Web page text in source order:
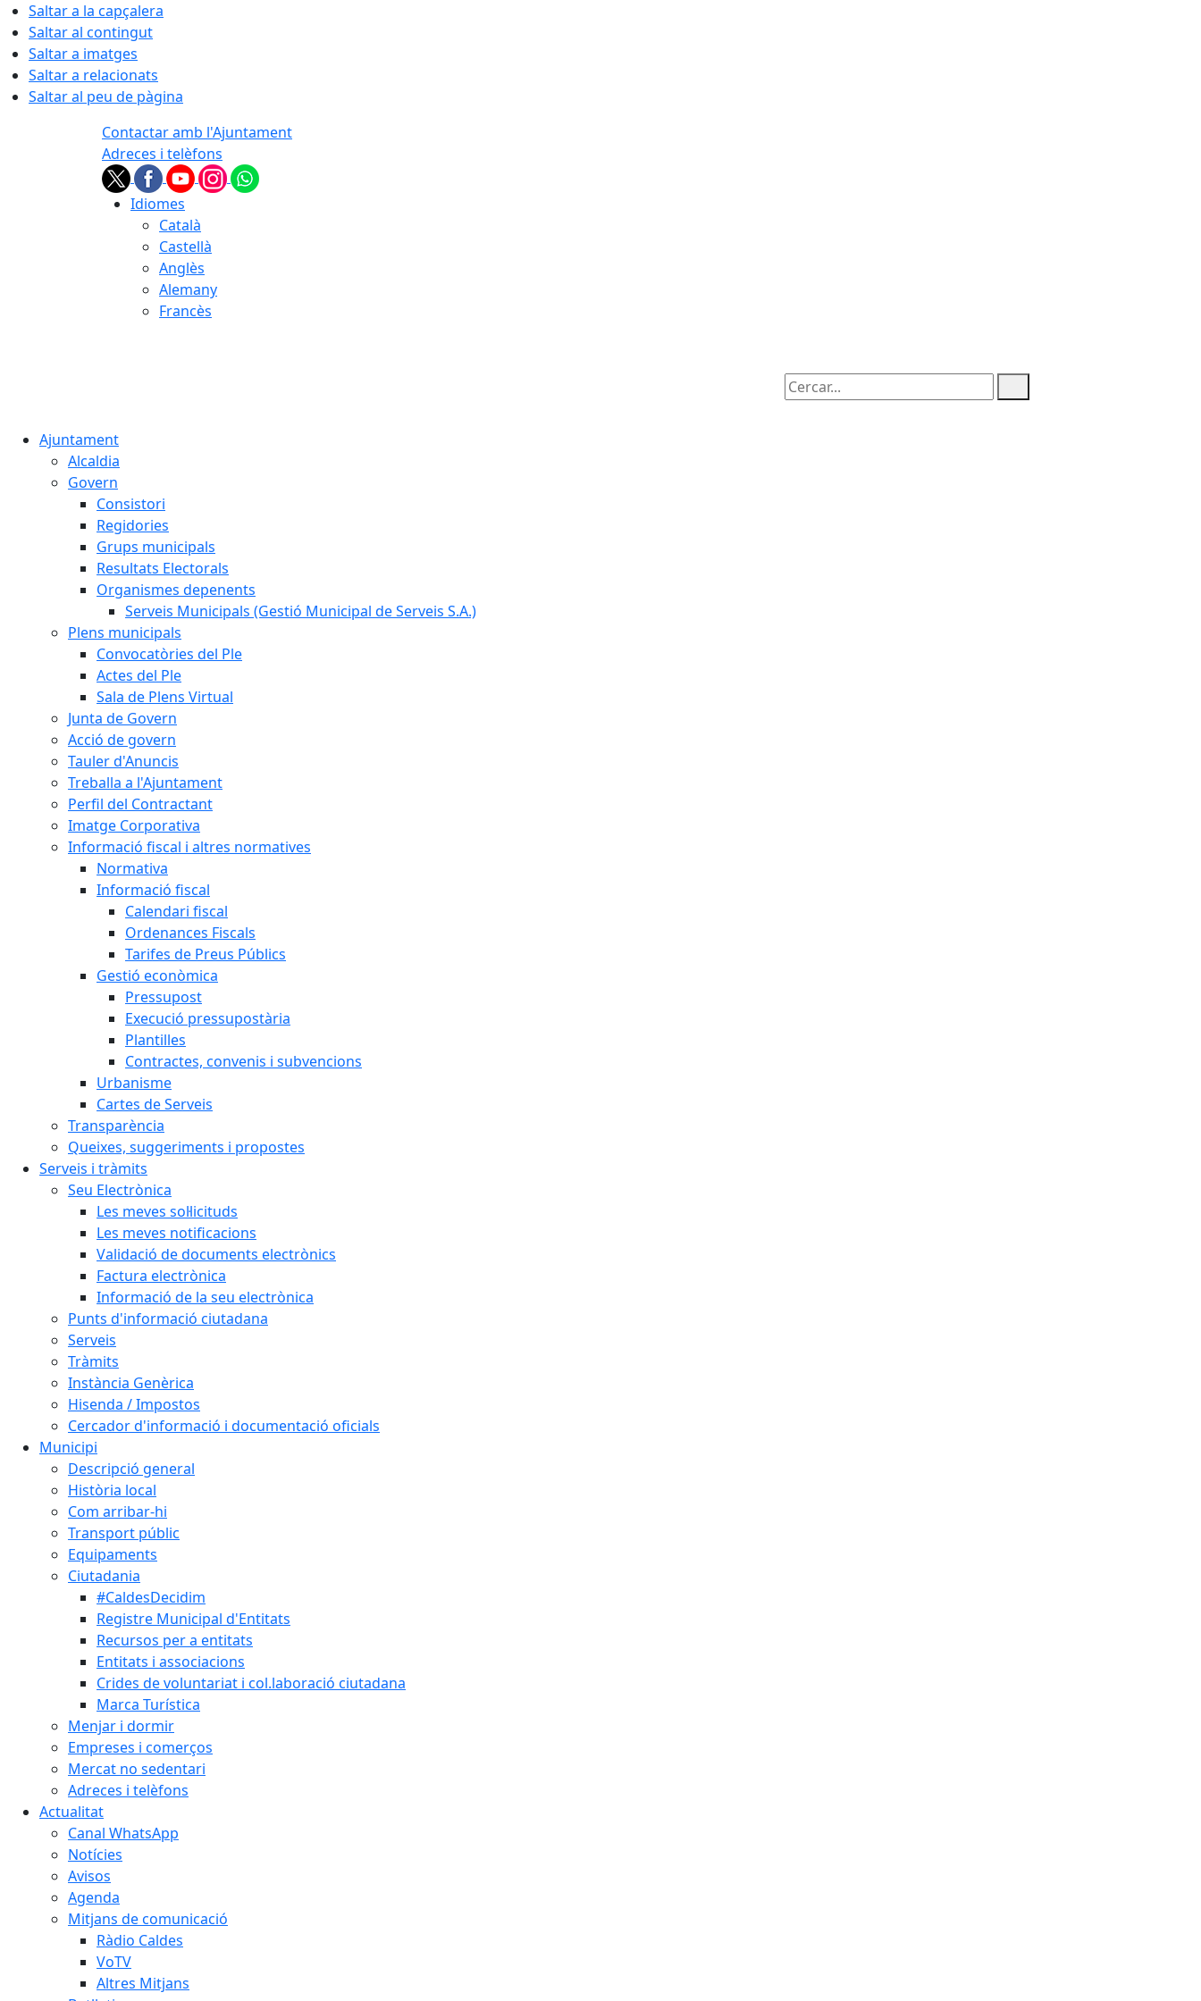
Saltar a la capçalera
Saltar al contingut
Saltar a imatges
Saltar a relacionats
Saltar al peu de pàgina
Contactar amb l'Ajuntament
Adreces i telèfons
Idiomes
Català
Castellà
Anglès
Alemany
Francès
Cercar:
Ajuntament
Alcaldia
Govern
Consistori
Regidories
Grups municipals
Resultats Electorals
Organismes depenents
Serveis Municipals (Gestió Municipal de Serveis S.A.)
Plens municipals
Convocatòries del Ple
Actes del Ple
Sala de Plens Virtual
Junta de Govern
Acció de govern
Tauler d'Anuncis
Treballa a l'Ajuntament
Perfil del Contractant
Imatge Corporativa
Informació fiscal i altres normatives
Normativa
Informació fiscal
Calendari fiscal
Ordenances Fiscals
Tarifes de Preus Públics
Gestió econòmica
Pressupost
Execució pressupostària
Plantilles
Contractes, convenis i subvencions
Urbanisme
Cartes de Serveis
Transparència
Queixes, suggeriments i propostes
Serveis i tràmits
Seu Electrònica
Les meves sol·licituds
Les meves notificacions
Validació de documents electrònics
Factura electrònica
Informació de la seu electrònica
Punts d'informació ciutadana
Serveis
Tràmits
Instància Genèrica
Hisenda / Impostos
Cercador d'informació i documentació oficials
Municipi
Descripció general
Història local
Com arribar-hi
Transport públic
Equipaments
Ciutadania
#CaldesDecidim
Registre Municipal d'Entitats
Recursos per a entitats
Entitats i associacions
Crides de voluntariat i col.laboració ciutadana
Marca Turística
Menjar i dormir
Empreses i comerços
Mercat no sedentari
Adreces i telèfons
Actualitat
Canal WhatsApp
Notícies
Avisos
Agenda
Mitjans de comunicació
Ràdio Caldes
VoTV
Altres Mitjans